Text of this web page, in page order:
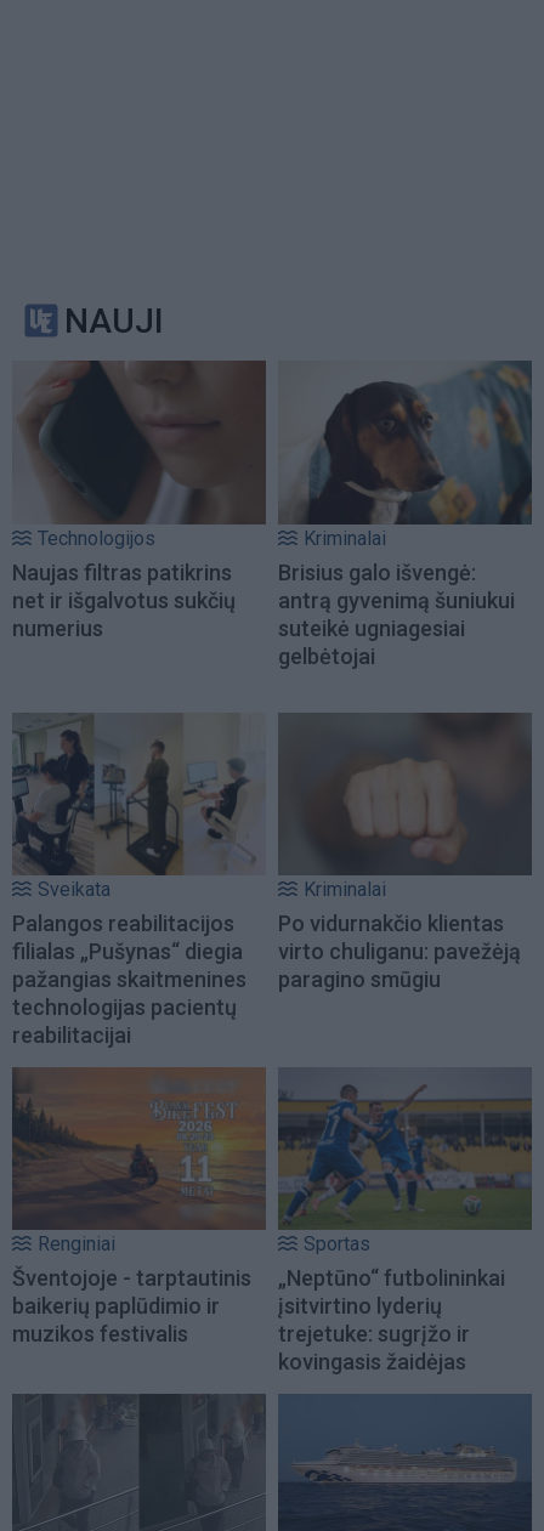
NAUJI
Technologijos
Naujas filtras patikrins
net ir išgalvotus sukčių
numerius
Kriminalai
Brisius galo išvengė:
antrą gyvenimą šuniukui
suteikė ugniagesiai
gelbėtojai
Sveikata
Palangos reabilitacijos
filialas „Pušynas“ diegia
pažangias skaitmenines
technologijas pacientų
reabilitacijai
Kriminalai
Po vidurnakčio klientas
virto chuliganu: pavežėją
paragino smūgiu
Renginiai
Šventojoje - tarptautinis
baikerių paplūdimio ir
muzikos festivalis
Sportas
„Neptūno“ futbolininkai
įsitvirtino lyderių
trejetuke: sugrįžo ir
kovingasis žaidėjas